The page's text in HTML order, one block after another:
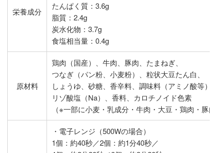
栄養成分
たんぱく質：3.6g
脂質：2.4g
炭水化物：3.7g
食塩相当量：0.4g
原材料
鶏肉（国産）、牛肉、豚肉、たまねぎ、
つなぎ（パン粉、小麦粉）、粒状大豆たん白、
しょうゆ、砂糖、香辛料、調味料（アミノ酸等）
リゾ酸塩（Na）、香料、カロチノイド色素
（※一部に小麦・乳成分・牛肉・大豆・鶏肉・豚
・電子レンジ（500Wの場合）
1個：約40秒／2個：約1分40秒／